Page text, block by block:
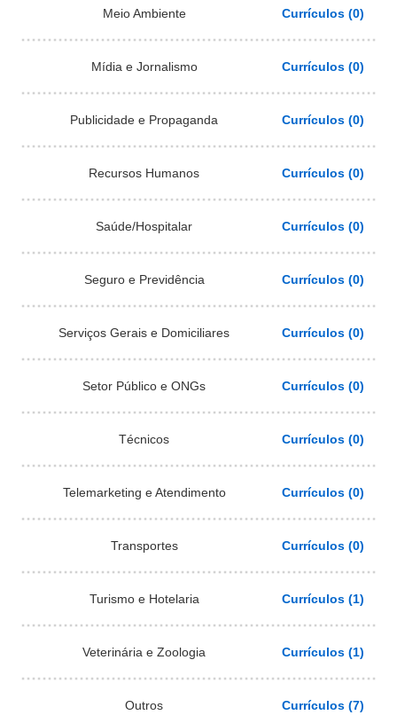
Meio Ambiente Currículos (0)
Mídia e Jornalismo Currículos (0)
Publicidade e Propaganda Currículos (0)
Recursos Humanos Currículos (0)
Saúde/Hospitalar Currículos (0)
Seguro e Previdência Currículos (0)
Serviços Gerais e Domiciliares Currículos (0)
Setor Público e ONGs Currículos (0)
Técnicos Currículos (0)
Telemarketing e Atendimento Currículos (0)
Transportes Currículos (0)
Turismo e Hotelaria Currículos (1)
Veterinária e Zoologia Currículos (1)
Outros Currículos (7)